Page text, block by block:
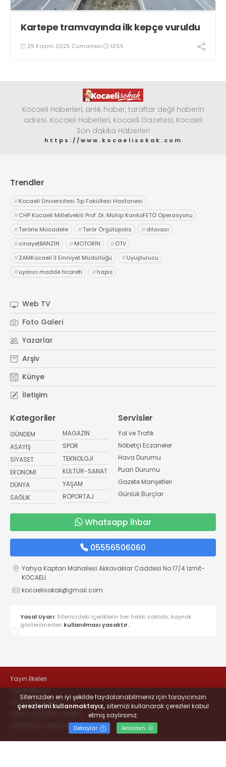
Kartepe tramvayında ilk kepçe vuruldu
29 Kasım 2025 Cumartesi 13:55
Kocaeli Haberleri, anlık haber, taraftar değil haberin
adresi. Kocaeli Haberleri, Kocaeli Gazetesi, Kocaeli
Son dakika Haberleri
https://www.kocaelisokak.com
Trendler
#Kocaeli Üniversitesi Tıp Fakültesi Hastanesi
#CHP Kocaeli Milletvekili Prof. Dr. Mühip KankoFETÖ Operasyonu
#Terörle Mücadele #Terör Örgütüpolis #dilovası
#cinayetBANZİN #MOTORİN #ÖTV
#ZAMKocaeli İl Emniyet Müdürlüğü #Uyuşturucu
#uyarıcı madde ticareti #hapis
Web TV
Foto Galeri
Yazarlar
Arşiv
Künye
İletişim
Kategoriler
GÜNDEM
ASAYİŞ
SİYASET
EKONOMİ
DÜNYA
SAĞLIK
MAGAZİN
SPOR
TEKNOLOJİ
KÜLTÜR-SANAT
YAŞAM
RÖPORTAJ
Servisler
Yol ve Trafik
Nöbetçi Eczaneler
Hava Durumu
Puan Durumu
Gazete Manşetleri
Günlük Burçlar
Whatsapp İhbar
05556506060
Yahya Kaptan Mahallesi Akkavaklar Caddesi No:17/4 İzmit-
KOCAELİ
kocaelisokak@gmail.com
Yasal Uyarı: Sitemizdeki içeriklerin her hakkı saklıdır, kaynak
gösterilmeden kullanılması yasaktır.
Yayın İlkeleri
Veri Politikası
Kullanım Şartları
KVKK Bilgi Talep Formu
Sitemizden en iyi şekilde faydalanabilmeniz için tarayıcınızın
çerezlerini kullanmaktayız,sitemizi kullanarak çerezleri kabul
etmiş saylırsınız.
Detaylar Anladım